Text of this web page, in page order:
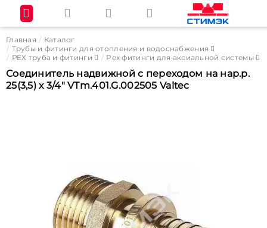
Главная
Каталог
Трубы и фитинги для отопления и водоснабжения
РЕХ труба и фитинги
Pex фитинги для аксиальной системы
Соединитель надвижной с переходом на нар.р.
25(3,5) х 3/4" VTm.401.G.002505 Valtec